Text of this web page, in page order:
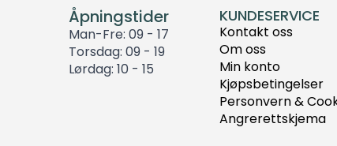
Åpningstider
Man-Fre: 09 - 17
Torsdag: 09 - 19
Lørdag: 10 - 15
KUNDESERVICE
Kontakt oss
Om oss
Min konto
Kjøpsbetingelser
Personvern &
Angrerettskjema